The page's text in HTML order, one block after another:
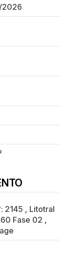
2026
2145 , Litotral
Fase 02 ,